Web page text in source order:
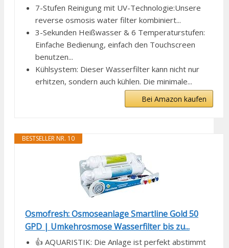
7-Stufen Reinigung mit UV-Technologie:Unsere
reverse osmosis water filter kombiniert...
3-Sekunden Heißwasser & 6 Temperaturstufen:
Einfache Bedienung, einfach den Touchscreen
benutzen...
Kühlsystem: Dieser Wasserfilter kann nicht nur
erhitzen, sondern auch kühlen. Die minimale...
Bei Amazon kaufen
BESTSELLER NR. 10
Osmofresh: Osmoseanlage Smartline Gold 50
GPD | Umkehrosmose Wasserfilter bis zu...
👍 AQUARISTIK: Die Anlage ist perfekt abstimmt